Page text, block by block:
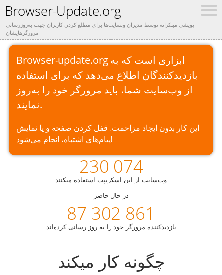
Browser-Update.org
پویشی مبتکرانه توسط مدیران وبسایت‌ها برای مطلع کردن کاربران جهت به‌روزرسانی
مرورگرهایشان
Browser-update.org ابزاری است که به
بازدیدکنندگان اطلاع می‌دهد که برای استفاده
از وب‌سایت شما، باید مرورگر خود را به‌روز
نمایند.
این کار بدون ایجاد مزاحمت، قفل کردن صفحه و یا نمایش
پیام‌های اشتباه، انجام می‌شود!
230 074
وب‌سایت از این اسکریپت استفاده میکنند
در حال حاضر
87 302 861
بازدیدکننده مرورگر خود را به روز رسانی کرده‌اند
چگونه کار میکند